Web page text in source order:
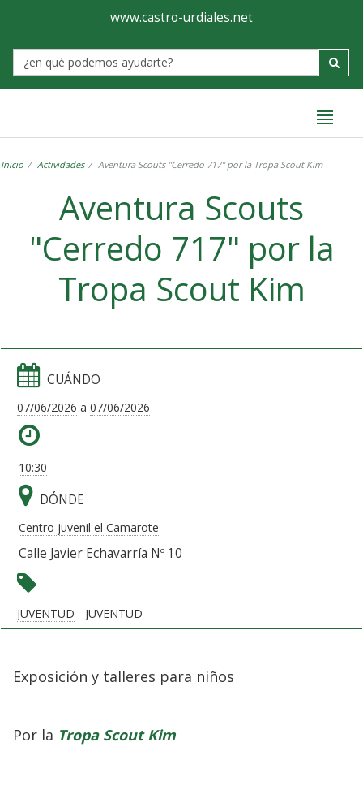
Ayuntamiento
de
Castro-
www.castro-urdiales.net
Label
Inicio Actividades Aventura Scouts "Cerredo 717" por la Tropa Scout Kim
Aventura Scouts
"Cerredo 717" por la
Tropa Scout Kim
CUÁNDO
07/06/2026 a 07/06/2026
10:30
DÓNDE
Centro juvenil el Camarote
Calle Javier Echavarría Nº 10
JUVENTUD - JUVENTUD
Exposición y talleres para niños
Por la Tropa Scout Kim